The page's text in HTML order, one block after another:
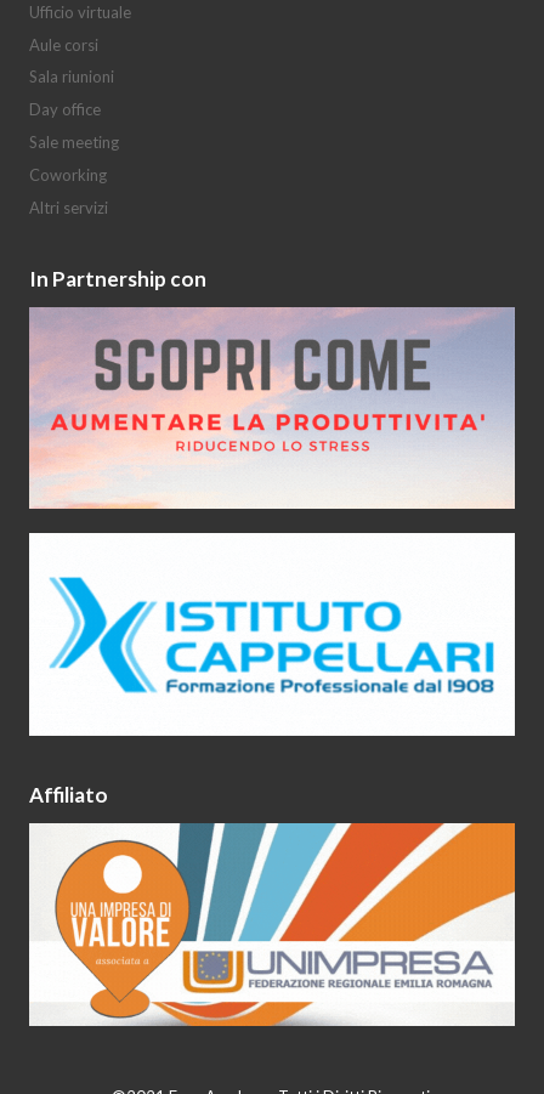
Ufficio virtuale
Aule corsi
Sala riunioni
Day office
Sale meeting
Coworking
Altri servizi
In Partnership con
Affiliato